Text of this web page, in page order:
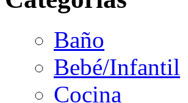
Baño
Bebé/Infantil
Cocina